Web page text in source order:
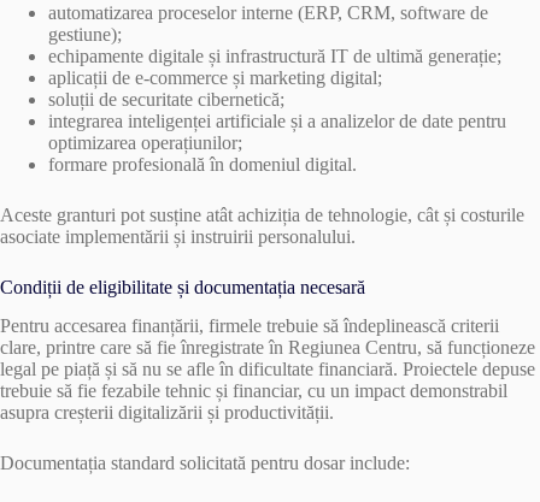
automatizarea proceselor interne (ERP, CRM, software de
gestiune);
echipamente digitale și infrastructură IT de ultimă generație;
aplicații de e-commerce și marketing digital;
soluții de securitate cibernetică;
integrarea inteligenței artificiale și a analizelor de date pentru
optimizarea operațiunilor;
formare profesională în domeniul digital.
Aceste granturi pot susține atât achiziția de tehnologie, cât și costurile
asociate implementării și instruirii personalului.
Condiții de eligibilitate și documentația necesară
Pentru accesarea finanțării, firmele trebuie să îndeplinească criterii
clare, printre care să fie înregistrate în Regiunea Centru, să funcționeze
legal pe piață și să nu se afle în dificultate financiară. Proiectele depuse
trebuie să fie fezabile tehnic și financiar, cu un impact demonstrabil
asupra creșterii digitalizării și productivității.
Documentația standard solicitată pentru dosar include: